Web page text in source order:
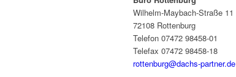
Wilhelm-Maybach-Straße 11
72108 Rottenburg
Telefon 07472 98458-01
Telefax 07472 98458-18
rottenburg@dachs-partner.de